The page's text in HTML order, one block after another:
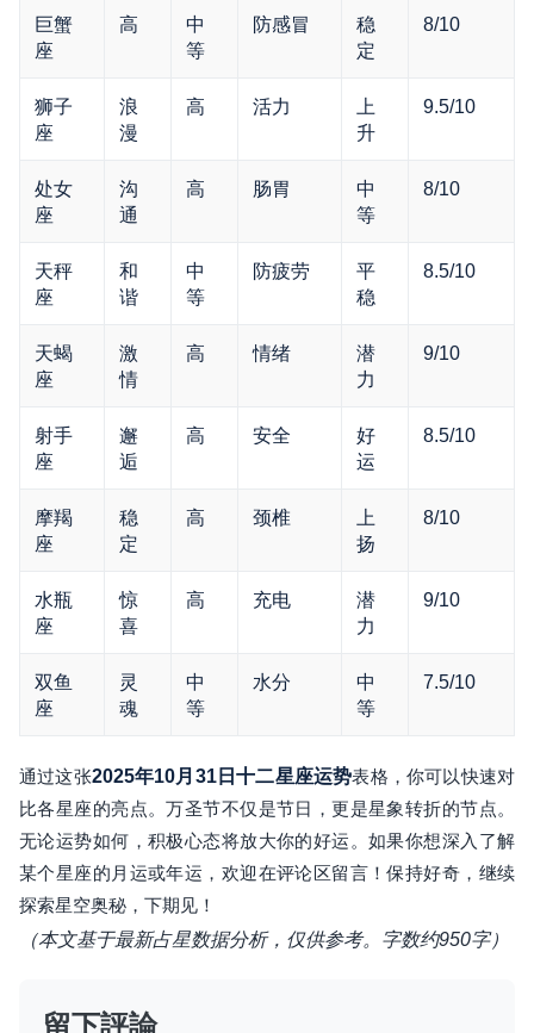
巨蟹
座
高
中
等
防感冒
稳
定
8/10
狮子
座
浪
漫
高 活力
上
升
9.5/10
处女
座
沟
通
高 肠胃
中
等
8/10
天秤
座
和
谐
中
等
防疲劳
平
稳
8.5/10
天蝎
座
激
情
高 情绪
潜
力
9/10
射手
座
邂
逅
高 安全
好
运
8.5/10
摩羯
座
稳
定
高 颈椎
上
扬
8/10
水瓶
座
惊
喜
高 充电
潜
力
9/10
双鱼
座
灵
魂
中
等
水分
中
等
7.5/10
通过这张2025年10月31日十二星座运势表格，你可以快速对
比各星座的亮点。万圣节不仅是节日，更是星象转折的节点。
无论运势如何，积极心态将放大你的好运。如果你想深入了解
某个星座的月运或年运，欢迎在评论区留言！保持好奇，继续
探索星空奥秘，下期见！
（本文基于最新占星数据分析，仅供参考。字数约950字）
留下評論